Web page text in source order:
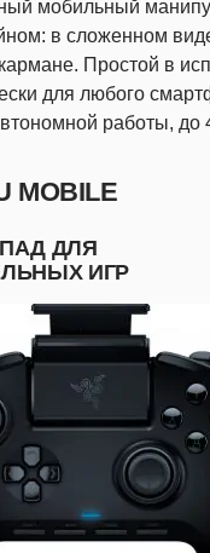
мобильный
в сложенном
Простой в
для любого
работы, до
MOBILE
ДЛЯ
ИГР